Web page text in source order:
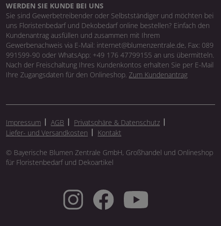
WERDEN SIE KUNDE BEI UNS
Sie sind Gewerbetreibender oder Selbstständiger und möchten bei
uns Floristenbedarf und Dekobedarf online bestellen? Einfach den
Kundenantrag ausfüllen und zusammen mit Ihrem
Gewerbenachweis via E-Mail: internet@blumenzentrale.de, Fax: 089
991599-90 oder WhatsApp: +49 176 47799155 an uns übermitteln.
Nach der Freischaltung Ihres Kundenkontos erhalten Sie per E-Mail
Ihre Zugangsdaten für den Onlineshop. Zum Kundenantrag
Impressum AGB
Privatsphäre & Datenschutz
Liefer- und Versandkosten
Kontakt
© Bayerische Blumen Zentrale GmbH, Großhandel und Onlineshop
für Floristenbedarf und Dekoartikel